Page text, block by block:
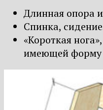
Длинная опора
Спинка,
«Короткая
имеющей форму